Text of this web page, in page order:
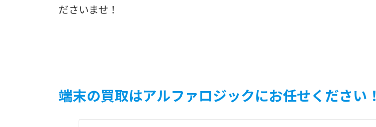
ださいませ！
端末の買取はアルファロジックにお任せください！